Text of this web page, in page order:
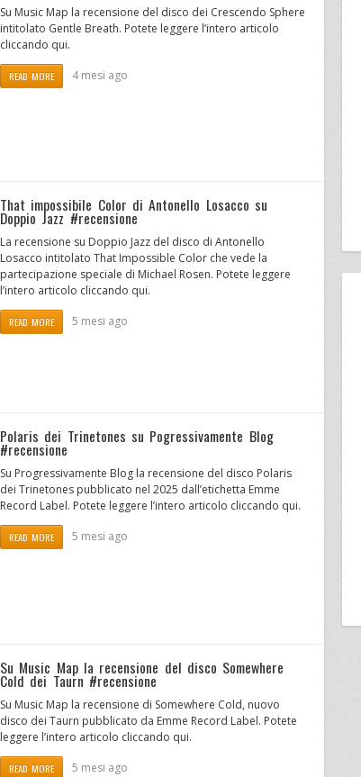
Su Music Map la recensione del disco dei Crescendo Sphere
intitolato Gentle Breath. Potete leggere l’intero articolo
cliccando qui.
READ MORE 4 mesi ago
That impossibile Color di Antonello Losacco su
Doppio Jazz #recensione
La recensione su Doppio Jazz del disco di Antonello
Losacco intitolato That Impossible Color che vede la
partecipazione speciale di Michael Rosen. Potete leggere
l’intero articolo cliccando qui.
READ MORE 5 mesi ago
Polaris dei Trinetones su Pogressivamente Blog
#recensione
Su Progressivamente Blog la recensione del disco Polaris
dei Trinetones pubblicato nel 2025 dall’etichetta Emme
Record Label. Potete leggere l’intero articolo cliccando qui.
READ MORE 5 mesi ago
Su Music Map la recensione del disco Somewhere
Cold dei Taurn #recensione
Su Music Map la recensione di Somewhere Cold, nuovo
disco dei Taurn pubblicato da Emme Record Label. Potete
leggere l’intero articolo cliccando qui.
READ MORE 5 mesi ago